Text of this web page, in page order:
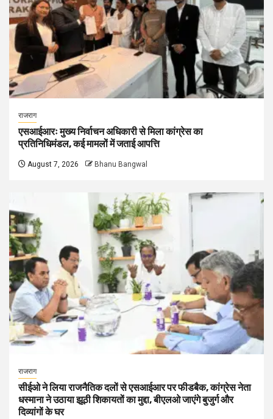
राजराग
एसआईआरः मुख्य निर्वाचन अधिकारी से मिला कांग्रेस का
प्रतिनिधिमंडल, कई मामलों में जताई आपत्ति
August 7, 2026 Bhanu Bangwal
राजराग
सीईओ ने लिया राजनैतिक दलों से एसआईआर पर फीडबैक, कांग्रेस नेता
धस्माना ने उठाया झूठी शिकायतों का मुद्दा, बीएलओ जाएंगे बुजुर्ग और
दिव्यांगों के घर